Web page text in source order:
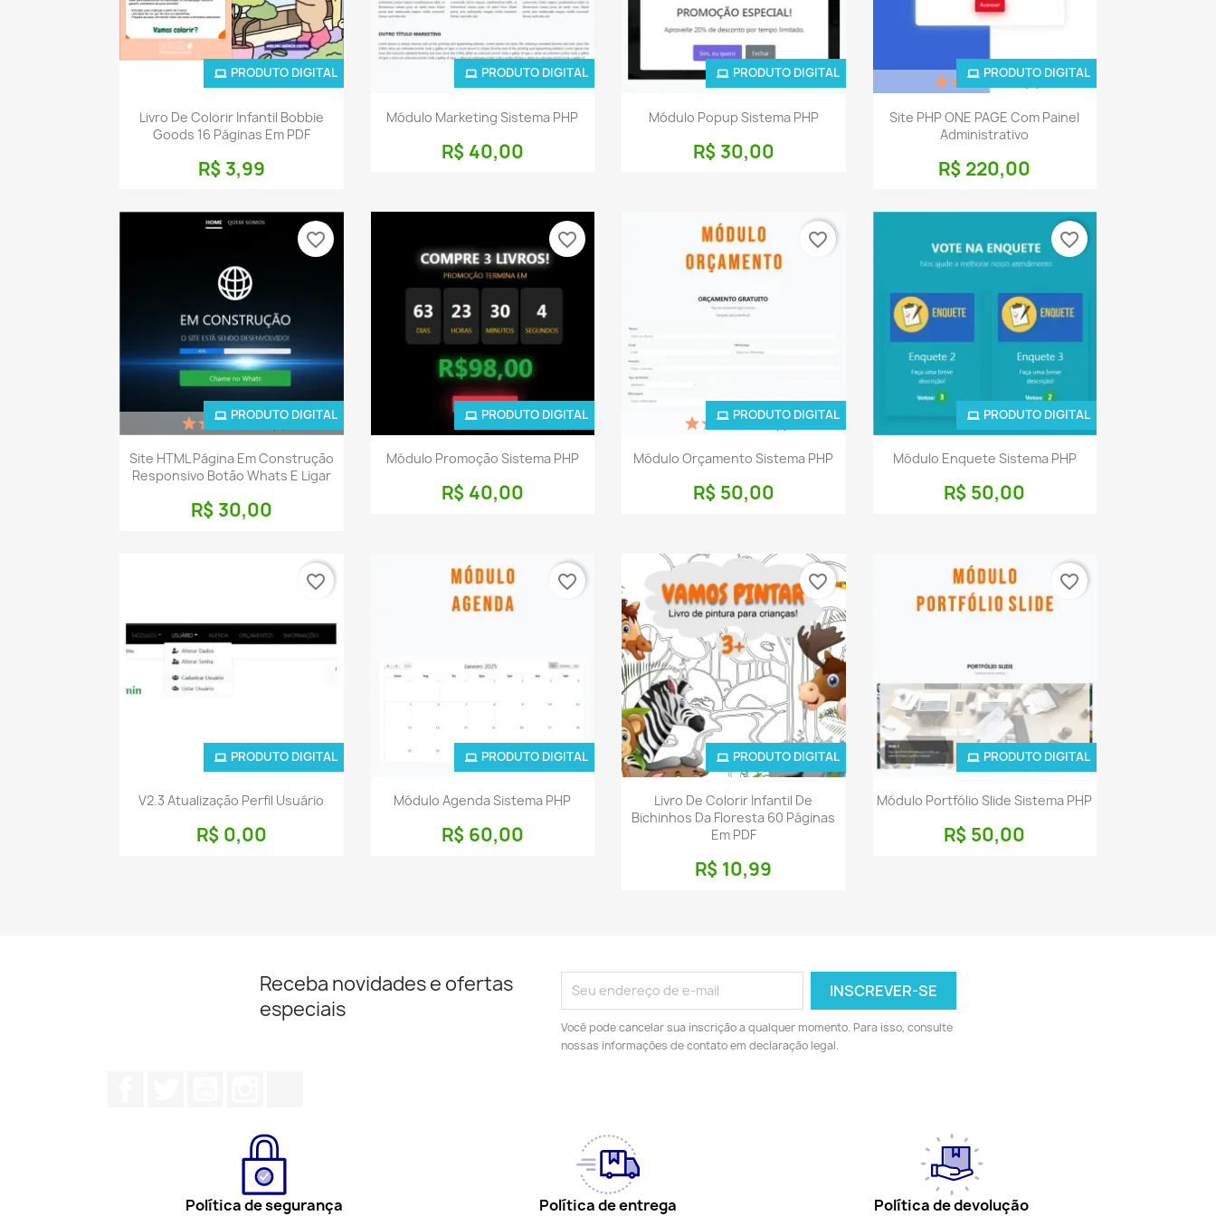
Visualização rápida
Livro De Colorir Infantil Bobbie
Goods 16 Páginas Em PDF
R$ 3,99
PRODUTO DIGITAL
Visualização rápida
Módulo Marketing Sistema PHP
R$ 40,00
PRODUTO DIGITAL
Visualização rápida
Módulo Popup Sistema PHP
R$ 30,00
PRODUTO DIGITAL
Visualização rápida
Site PHP ONE PAGE Com Painel
Administrativo
R$ 220,00
PRODUTO DIGITAL
Visualização rápida
Site HTML Página Em Construção
Responsivo Botão Whats E Ligar
R$ 30,00
(3)
PRODUTO DIGITAL
favorite_border
Visualização rápida
Módulo Promoção Sistema PHP
R$ 40,00
PRODUTO DIGITAL
favorite_border
Visualização rápida
Módulo Orçamento Sistema PHP
R$ 50,00
(1)
PRODUTO DIGITAL
favorite_border
Visualização rápida
Módulo Enquete Sistema PHP
R$ 50,00
PRODUTO DIGITAL
favorite_border
Visualização rápida
V2.3 Atualização Perfil Usuário
R$ 0,00
PRODUTO DIGITAL
favorite_border
Visualização rápida
Módulo Agenda Sistema PHP
R$ 60,00
PRODUTO DIGITAL
favorite_border
Visualização rápida
Livro De Colorir Infantil De
Bichinhos Da Floresta 60 Páginas
Em PDF
R$ 10,99
PRODUTO DIGITAL
favorite_border
Visualização rápida
Módulo Portfólio Slide Sistema PHP
R$ 50,00
PRODUTO DIGITAL
favorite_border
Receba novidades e ofertas
especiais
Você pode cancelar sua inscrição a qualquer momento. Para isso, consulte
nossas informações de contato em declaração legal.
Política de segurança Política de entrega Política de devolução